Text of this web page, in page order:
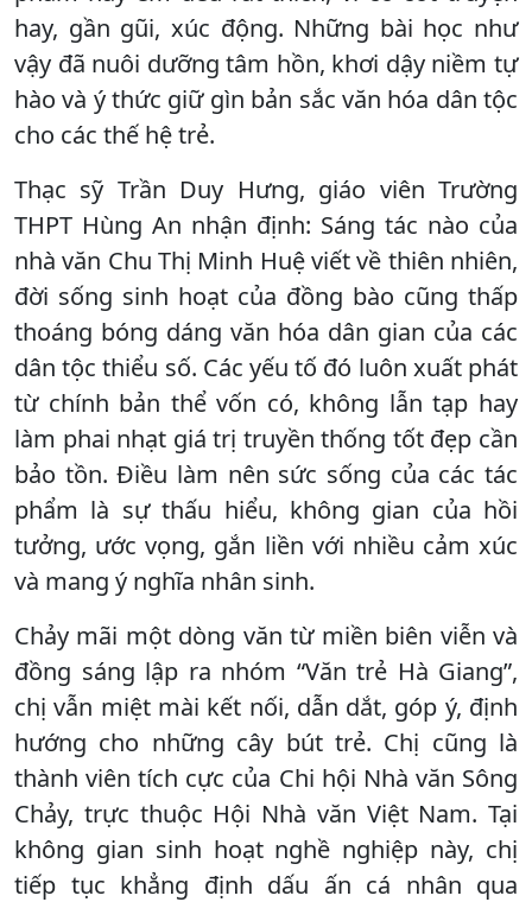
hay, gần gũi, xúc động. Những bài học như
vậy đã nuôi dưỡng tâm hồn, khơi dậy niềm tự
hào và ý thức giữ gìn bản sắc văn hóa dân tộc
cho các thế hệ trẻ.
Thạc sỹ Trần Duy Hưng, giáo viên Trường
THPT Hùng An nhận định: Sáng tác nào của
nhà văn Chu Thị Minh Huệ viết về thiên nhiên,
đời sống sinh hoạt của đồng bào cũng thấp
thoáng bóng dáng văn hóa dân gian của các
dân tộc thiểu số. Các yếu tố đó luôn xuất phát
từ chính bản thể vốn có, không lẫn tạp hay
làm phai nhạt giá trị truyền thống tốt đẹp cần
bảo tồn. Điều làm nên sức sống của các tác
phẩm là sự thấu hiểu, không gian của hồi
tưởng, ước vọng, gắn liền với nhiều cảm xúc
và mang ý nghĩa nhân sinh.
Chảy mãi một dòng văn từ miền biên viễn và
đồng sáng lập ra nhóm “Văn trẻ Hà Giang”,
chị vẫn miệt mài kết nối, dẫn dắt, góp ý, định
hướng cho những cây bút trẻ. Chị cũng là
thành viên tích cực của Chi hội Nhà văn Sông
Chảy, trực thuộc Hội Nhà văn Việt Nam. Tại
không gian sinh hoạt nghề nghiệp này, chị
tiếp tục khẳng định dấu ấn cá nhân qua